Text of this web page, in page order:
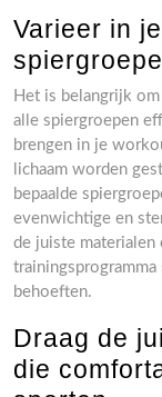
Varieer in
Het is belangrijk
alle spiergroepen
brengen in je
lichaam worden
bepaalde
evenwichtige en
de juiste materialen
behoeften.
Draag de
die